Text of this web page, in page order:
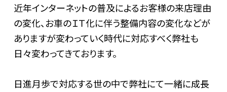
近年インターネットの普及によるお客様の来店理由
の変化、お車のＩＴ化に伴う整備内容の変化などが
ありますが変わっていく時代に対応すべく弊社も
日々変わってきております。
日進月歩で対応する世の中で弊社にて一緒に成長